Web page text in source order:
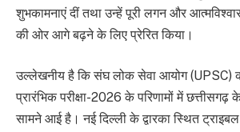
शुभकामनाएं दीं तथा उन्हें पूरी लगन और
की ओर आगे बढ़ने के लिए प्रेरित किया।
उल्लेखनीय है कि संघ लोक सेवा आयोग (UPSC)
प्रारंभिक परीक्षा-2026 के परिणामों में छत्तीसगढ़
सामने आई है। नई दिल्ली के द्वारका स्थित